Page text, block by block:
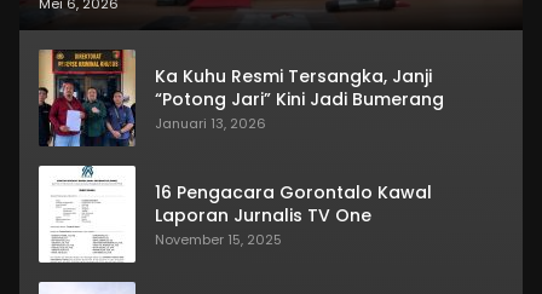
Ka Kuhu Resmi Tersangka, Janji
“Potong Jari” Kini Jadi Bumerang
Januari 13, 2026
16 Pengacara Gorontalo Kawal
Laporan Jurnalis TV One
November 15, 2025